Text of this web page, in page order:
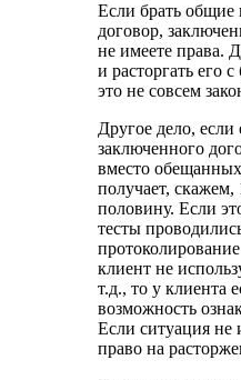
Если брать общие
договор,
не имеете права.
и расторгать его
это не совсем
Другое дело, если
заключенного
вместо
получает,
половину. Если
тесты
протоколирование
клиент не
т.д., то у клиента
возможность
Если ситуация не
право на